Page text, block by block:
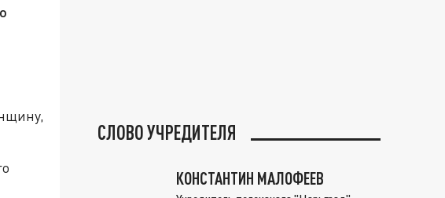
СЛОВО УЧРЕДИТЕЛЯ
КОНСТАНТИН МАЛОФЕЕВ